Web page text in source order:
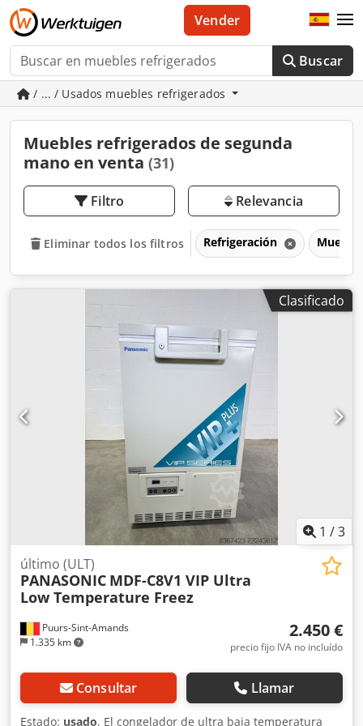
Buscar
Vender
/ ... / Usados muebles refrigerados
Muebles refrigerados de segunda
mano en venta (31)
Filtro Relevancia
Eliminar todos los filtros Refrigeración
Clasificado
1 /3
Puurs-Sint-Amands
1.335 km
último (ULT)
PANASONIC MDF-C8V1 VIP Ultra
Low Temperature Freez
2.450 €
precio fijo IVA no incluído
Consultar Llamar
Estado: usado, El congelador de ultra baja temperatura